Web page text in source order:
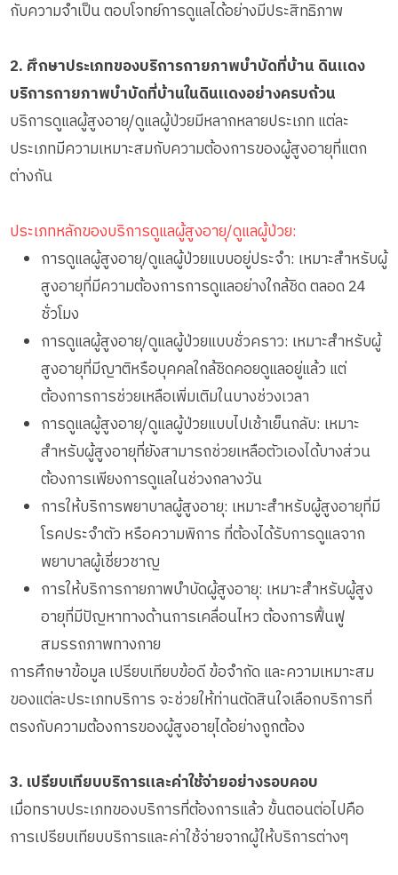
กับความจำเป็น ตอบโจทย์การดูแลได้อย่างมีประสิทธิภาพ
2. ศึกษาประเภทของบริการกายภาพบำบัดที่บ้าน ดินแดง
บริการกายภาพบำบัดที่บ้านในดินแดงอย่างครบถ้วน
บริการดูแลผู้สูงอายุ/ดูแลผู้ป่วยมีหลากหลายประเภท แต่ละ
ประเภทมีความเหมาะสมกับความต้องการของผู้สูงอายุที่แตก
ต่างกัน
ประเภทหลักของบริการดูแลผู้สูงอายุ/ดูแลผู้ป่วย:
การดูแลผู้สูงอายุ/ดูแลผู้ป่วยแบบอยู่ประจำ: เหมาะสำหรับผู้
สูงอายุที่มีความต้องการการดูแลอย่างใกล้ชิด ตลอด 24
ชั่วโมง
การดูแลผู้สูงอายุ/ดูแลผู้ป่วยแบบชั่วคราว: เหมาะสำหรับผู้
สูงอายุที่มีญาติหรือบุคคลใกล้ชิดคอยดูแลอยู่แล้ว แต่
ต้องการการช่วยเหลือเพิ่มเติมในบางช่วงเวลา
การดูแลผู้สูงอายุ/ดูแลผู้ป่วยแบบไปเช้าเย็นกลับ: เหมาะ
สำหรับผู้สูงอายุที่ยังสามารถช่วยเหลือตัวเองได้บางส่วน
ต้องการเพียงการดูแลในช่วงกลางวัน
การให้บริการพยาบาลผู้สูงอายุ: เหมาะสำหรับผู้สูงอายุที่มี
โรคประจำตัว หรือความพิการ ที่ต้องได้รับการดูแลจาก
พยาบาลผู้เชี่ยวชาญ
การให้บริการกายภาพบำบัดผู้สูงอายุ: เหมาะสำหรับผู้สูง
อายุที่มีปัญหาทางด้านการเคลื่อนไหว ต้องการฟื้นฟู
สมรรถภาพทางกาย
การศึกษาข้อมูล เปรียบเทียบข้อดี ข้อจำกัด และความเหมาะสม
ของแต่ละประเภทบริการ จะช่วยให้ท่านตัดสินใจเลือกบริการที่
ตรงกับความต้องการของผู้สูงอายุได้อย่างถูกต้อง
3. เปรียบเทียบบริการและค่าใช้จ่ายอย่างรอบคอบ
เมื่อทราบประเภทของบริการที่ต้องการแล้ว ขั้นตอนต่อไปคือ
การเปรียบเทียบบริการและค่าใช้จ่ายจากผู้ให้บริการต่างๆ